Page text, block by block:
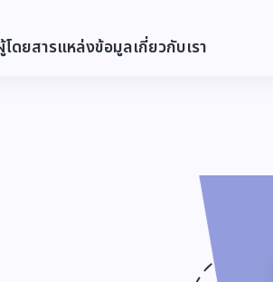
ดยสารแหล่งข้อมูลเกี่ยวกับเรา